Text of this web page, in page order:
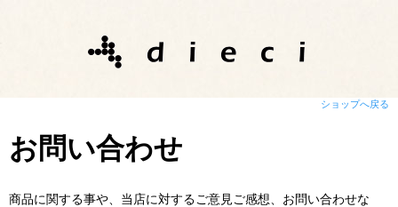
ショップへ戻る
お問い合わせ
商品に関する事や、当店に対するご意見ご感想、お問い合わせな